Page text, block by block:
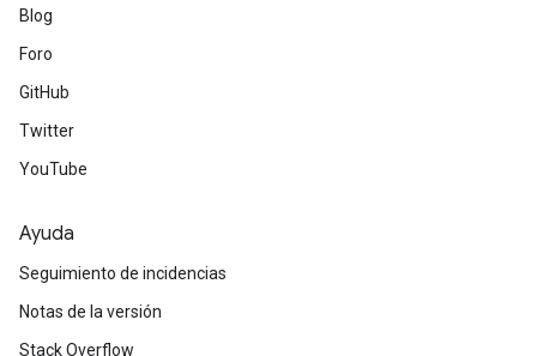
Blog
Foro
GitHub
Twitter
YouTube
Ayuda
Seguimiento de incidencias
Notas de la versión
Stack Overflow